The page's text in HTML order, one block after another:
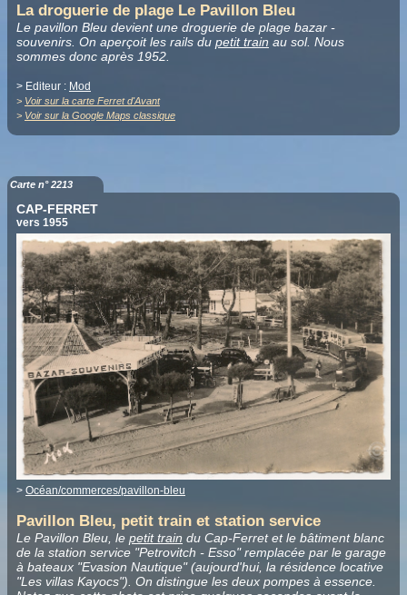
La droguerie de plage Le Pavillon Bleu
Le pavillon Bleu devient une droguerie de plage bazar -
souvenirs. On aperçoit les rails du petit train au sol. Nous
sommes donc après 1952.
> Editeur : Mod
> Voir sur la carte Ferret d'Avant
> Voir sur la Google Maps classique
Carte n° 2213
CAP-FERRET
vers 1955
> Océan/commerces/pavillon-bleu
Pavillon Bleu, petit train et station service
Le Pavillon Bleu, le petit train du Cap-Ferret et le bâtiment blanc
de la station service "Petrovitch - Esso" remplacée par le garage
à bateaux "Evasion Nautique" (aujourd'hui, la résidence locative
"Les villas Kayocs"). On distingue les deux pompes à essence.